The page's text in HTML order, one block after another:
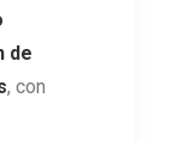
de
, con